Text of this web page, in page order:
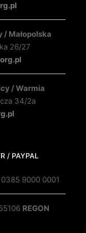
/ Małopolska
26/27
/ Warmia
34/2a
/ PAYPAL
9000 0001
REGON